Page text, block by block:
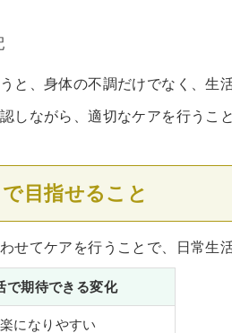
と、身体の不調だけでなく、生
しながら、適切なケアを行うこ
目指せること
せてケアを行うことで、日常生
で期待できる変化
になりやすい